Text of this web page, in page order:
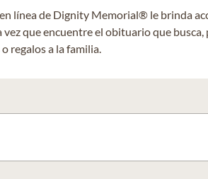
línea de Dignity Memorial® le brinda
vez que encuentre el obituario que
regalos a la familia.